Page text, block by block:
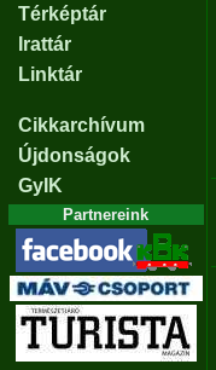
Térképtár
Irattár
Linktár
Cikkarchívum
Újdonságok
GyIK
Partnereink